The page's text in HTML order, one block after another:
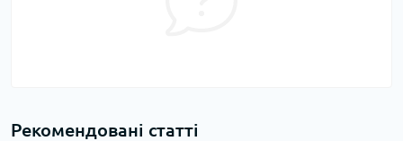
Рекомендовані статті